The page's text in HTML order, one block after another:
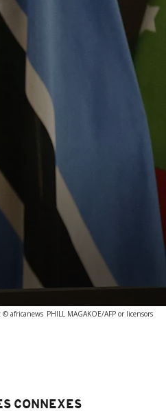
© africanews PHILL MAGAKOE/AFP or licensors
CONNEXES